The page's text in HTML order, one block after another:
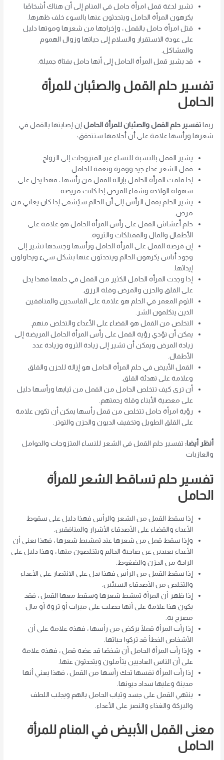
تشير لدغة قمل امرأة حامل في المنام إلى أن هناك أشخاصًا
يكرهون المرأة الحامل ويتحدثون عنها بالسوء خلف ظهرها.
قتل امرأة حامل بالقمل ، وإخراجها من شعرها وموتها دليل
على عودة الاستقرار والسلام إلى حياتها وزوال الهموم
والمشاكل.
قد يشير قمل المرأة الحامل إلى أنها حامل بفتاة جميلة.
تفسير حلم القمل والصئبان للمرأة
الحامل
ربماتفسير حلم القمل والصئبان للمرأة الحامل إن إصابتها بالقمل في
شعرها ورأسها علامة على أن أحلامها ستتحقق:
يشير القمل بالنسبة للنساء غير المتزوجات إلى الزواج.
قمل الشعر غذاء جيد ووفرة ونعمة للحامل.
إذا قامت المرأة الحامل بإزالة القمل من رأسها ، فهذا يدل على
سهولة الولادة وشفاء المرض إذا كانت مريضة.
يشير الحلم بقمل الرأس إلى أن الحالم سيُشفى إذا كان يعاني من
مرض.
حلم أعشاش القمل على رأس المرأة الحامل هو علامة على
الأطفال والمال والممتلكات والثروة.
إن قرصة القمل على المرأة الحامل ورأسها وجسدها تشير إلى
وجود أناس يكرهون الحالم ويتحدثون عنها بشكل سيء ويحاولون
إيذائها.
إذا وجدت المرأة الحامل الكثير من القمل في حلمها فهذا يدل
على القلق والحزن والمرض وقلة الرزق.
الثوم المعمر في الحلم هو علامة على الفاسدين والمنافقين
الذين يتكلمون الشر.
التخلص من القمل هو القضاء على الأعداء والتخلص منهم.
يمكن أن تؤدي رؤية القمل على رأس المرأة الحامل المريضة إلى
زيادة المرض ويمكن أن تشير إلى زيادة الثروة وزيادة عدد
الأطفال.
القمل الأبيض في حلم المرأة الحامل هو إزالة للحزن والقلق
وعلامة على تهدئة القلق.
أن ترى كيف تتخلص الحامل من القمل من ثيابها ورأسها دليل
على معصية الأبناء وقلة رحمتهم.
رؤية امرأة حامل تتخلص من قمل رأسها يمكن أن تكون علامة
على القلق الطويل وتخفيف الديون والحزن والتوتر.
أنظر أيضا: تفسير حلم القمل في الشعر للنساء المتزوجات والحوامل
والعازبات
تفسير حلم تساقط الشعر للمرأة
الحامل
إذا سقط القمل من الشعر والرأس فهذا دليل على سقوط
الأعداء والقضاء على الأصدقاء الأشرار والمنافقين.
وإذا سقط قمل من شعرها عند تمشيط شعرها ، فهذا يعني أن
الأعداء بعيدين عن صاحبة الحالم ويتخلصون منها ، وهذا دليل على
الراحة من الحزن والضغوط.
إذا سقط القمل من الرأس فهذا يدل على الانتصار على الأعداء
والتخلص من الأصدقاء السيئين.
إذا ظهر أن المرأة تمشط شعرها وسقط معها القمل ، فقد
يكون هذا علامة على أنها حصلت على ميراث أو ثروة أو مال
مصرح به.
إذا رأت المرأة قملًا يركض من رأسها ، فهذه علامة على أن
الأشخاص الخطأ قد تركوا حياتها.
وإذا رأت المرأة الحامل أن شخصًا قد عضه قمل ، فهذه علامة
على أن الناس العاديين يتأملون ويتحدثون عنها.
إذا رأت المرأة نفسها تحك رأسها من القمل ، فهذا يعني أنها
مدينة وعليها سداد ديونها.
ينتهي القمل على جسد وثياب الحامل بالهم ويجلب اللطف
والبركة والغذاء والنصر على الأعداء.
معنى القمل الأبيض في المنام للمرأة
الحامل